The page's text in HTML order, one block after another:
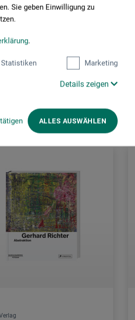
Sie geben Einwilligung zu
.
Statistiken Marketing
Details zeigen
ALLES AUSWÄHLEN
Verlag
EUR *